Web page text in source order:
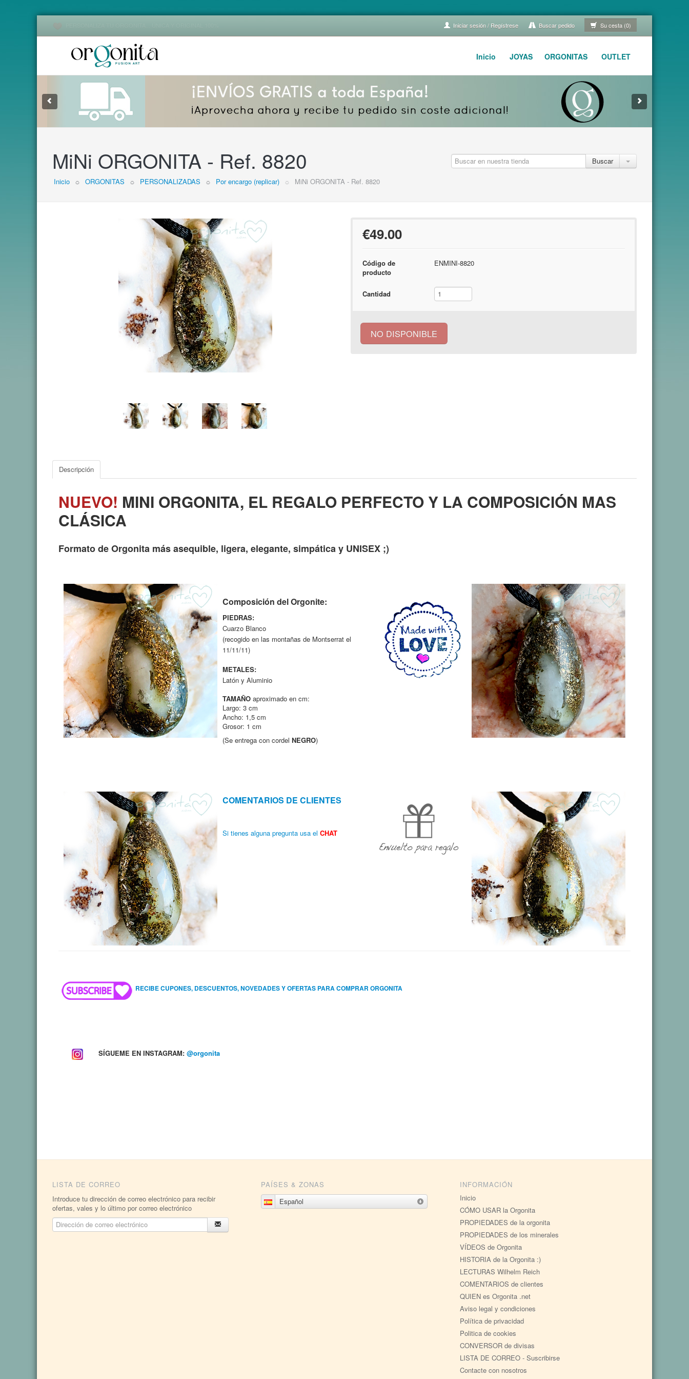
Iniciar sesión / Regístrese Buscar pedido Su cesta (0)
Inicio JOYAS ORGONITAS OUTLET
MiNi ORGONITA - Ref. 8820
Inicio ☼ ORGONITAS ☼ PERSONALIZADAS ☼ Por encargo (replicar) ☼ MiNi ORGONITA - Ref. 8820
Buscar
€49.00
Código de
producto
ENMINI-8820
Cantidad
NO DISPONIBLE
Descripción
NUEVO! MINI ORGONITA, EL REGALO PERFECTO Y LA COMPOSICIÓN MAS
CLÁSICA
Formato de Orgonita más asequible, ligera, elegante, simpática y UNISEX ;)
Composición del Orgonite:
PIEDRAS:
Cuarzo Blanco
(recogido en las montañas de Montserrat el
11/11/11)
METALES:
Latón y Aluminio
TAMAÑO aproximado en cm:
Largo: 3 cm
Ancho: 1,5 cm
Grosor: 1 cm
(Se entrega con cordel NEGRO)
COMENTARIOS DE CLIENTES
Si tienes alguna pregunta usa el CHAT
RECIBE CUPONES, DESCUENTOS, NOVEDADES Y OFERTAS PARA COMPRAR ORGONITA
SÍGUEME EN INSTAGRAM: @orgonita
LISTA DE CORREO
Introduce tu dirección de correo electrónico para recibir
ofertas, vales y lo último por correo electrónico
PAÍSES & ZONAS
Español
INFORMACIÓN
Inicio
CÓMO USAR la Orgonita
PROPIEDADES de la orgonita
PROPIEDADES de los minerales
VÍDEOS de Orgonita
HISTORIA de la Orgonita :)
LECTURAS Wilhelm Reich
COMENTARIOS de clientes
QUIEN es Orgonita .net
Aviso legal y condiciones
Política de privacidad
Politica de cookies
CONVERSOR de divisas
LISTA DE CORREO - Suscribirse
Contacte con nosotros